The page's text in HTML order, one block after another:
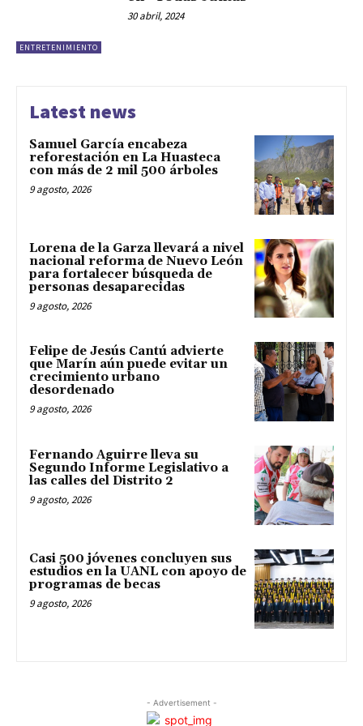
ENTRETENIMIENTO
30 abril, 2024
Latest news
Samuel García encabeza
reforestación en La Huasteca
con más de 2 mil 500 árboles
9 agosto, 2026
Lorena de la Garza llevará a nivel
nacional reforma de Nuevo León
para fortalecer búsqueda de
personas desaparecidas
9 agosto, 2026
Felipe de Jesús Cantú advierte
que Marín aún puede evitar un
crecimiento urbano
desordenado
9 agosto, 2026
Fernando Aguirre lleva su
Segundo Informe Legislativo a
las calles del Distrito 2
9 agosto, 2026
Casi 500 jóvenes concluyen sus
estudios en la UANL con apoyo de
programas de becas
9 agosto, 2026
- Advertisement -